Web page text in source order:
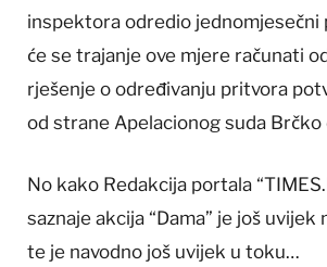
inspektora odredio jednomjesečni
će se trajanje ove mjere računati
rješenje o određivanju pritvora
od strane Apelacionog suda
No kako Redakcija portala
saznaje akcija “Dama” je još uvijek
te je navodno još uvijek u toku…